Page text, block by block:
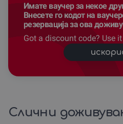
Имате ваучер за некое
Внесете го кодот на
резервација за ова
Got a discount code? Use
Слични